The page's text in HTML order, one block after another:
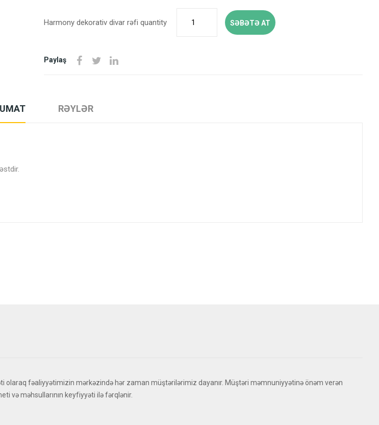
Harmony dekorativ divar rəfi quantity SƏBƏTƏ AT
Paylaş
RƏYLƏR
olaraq fəaliyyətimizin mərkəzində hər zaman müştərilərimiz dayanır. Müştəri məmnuniyyətinə önəm verən
və məhsullarının keyfiyyəti ilə fərqlənir.